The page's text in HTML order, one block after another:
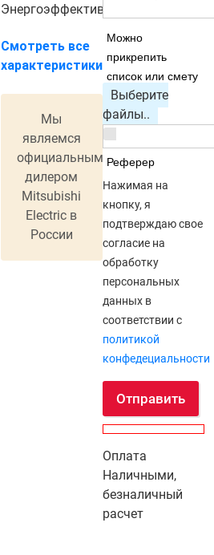
Можно
прикрепить
список или смету
Выберите
файлы..
Реферер
Нажимая на
кнопку, я
подтверждаю свое
согласие на
обработку
персональных
данных в
соответствии с
политикой
конфедециальности
Отправить
Оплата
Наличными,
безналичный
расчет
Энергоэффективность
Смотреть все
характеристики
Мы
являемся
официальным
дилером
Mitsubishi
Electric в
России